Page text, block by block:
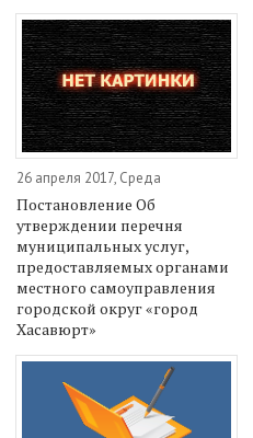
26 апреля 2017, Среда
Постановление Об
утверждении перечня
муниципальных услуг,
предоставляемых органами
местного самоуправления
городской округ «город
Хасавюрт»